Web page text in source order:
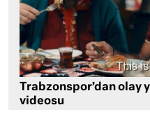
Trabzonspor’dan olay
videosu